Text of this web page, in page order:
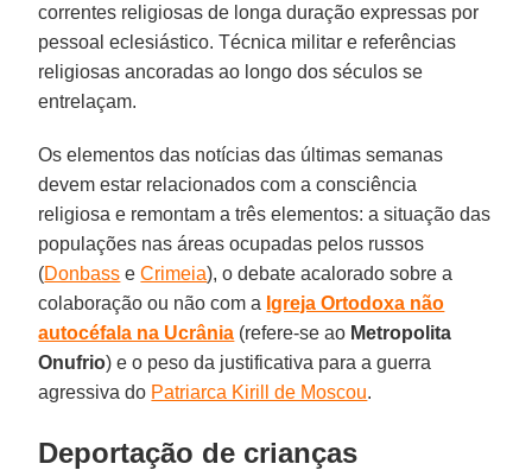
correntes religiosas de longa duração expressas por
pessoal eclesiástico. Técnica militar e referências
religiosas ancoradas ao longo dos séculos se
entrelaçam.
Os elementos das notícias das últimas semanas
devem estar relacionados com a consciência
religiosa e remontam a três elementos: a situação das
populações nas áreas ocupadas pelos russos
(Donbass eCrimeia), o debate acalorado sobre a
colaboração ou não com a Igreja Ortodoxa não
autocéfala na Ucrânia (refere-se ao Metropolita
Onufrio) e o peso da justificativa para a guerra
agressiva do Patriarca Kirill de Moscou.
Deportação de crianças